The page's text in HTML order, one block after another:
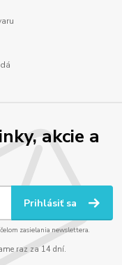
akcie a
Prihlásiť sa
zasielania newslettera.
raz za 14 dní.